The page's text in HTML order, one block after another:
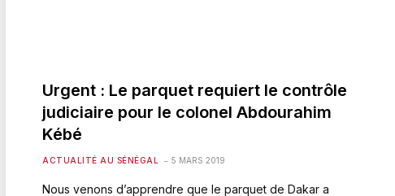
Urgent : Le parquet requiert le contrôle
judiciaire pour le colonel Abdourahim
Kébé
ACTUALITÉ AU SÉNÉGAL 5 MARS 2019
Nous venons d’apprendre que le parquet de Dakar a